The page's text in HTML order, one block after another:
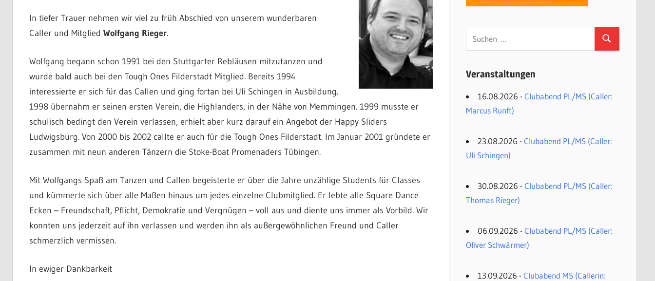
In tiefer Trauer nehmen wir viel zu früh Abschied von unserem wunderbaren
Caller und Mitglied Wolfgang Rieger.
Wolfgang begann schon 1991 bei den Stuttgarter Rebläusen mitzutanzen und
wurde bald auch bei den Tough Ones Filderstadt Mitglied. Bereits 1994
interessierte er sich für das Callen und ging fortan bei Uli Schingen in Ausbildung.
1998 übernahm er seinen ersten Verein, die Highlanders, in der Nähe von Memmingen. 1999 musste er
schulisch bedingt den Verein verlassen, erhielt aber kurz darauf ein Angebot der Happy Sliders
Ludwigsburg. Von 2000 bis 2002 callte er auch für die Tough Ones Filderstadt. Im Januar 2001 gründete er
zusammen mit neun anderen Tänzern die Stoke-Boat Promenaders Tübingen.
Mit Wolfgangs Spaß am Tanzen und Callen begeisterte er über die Jahre unzählige Students für Classes
und kümmerte sich über alle Maßen hinaus um jedes einzelne Clubmitglied. Er lebte alle Square Dance
Ecken – Freundschaft, Pflicht, Demokratie und Vergnügen – voll aus und diente uns immer als Vorbild. Wir
konnten uns jederzeit auf ihn verlassen und werden ihn als außergewöhnlichen Freund und Caller
schmerzlich vermissen.
In ewiger Dankbarkeit
Suchen
Veranstaltungen
16.08.2026 - Clubabend PL/MS (Caller:
Marcus Runft)
23.08.2026 - Clubabend PL/MS (Caller:
Uli Schingen)
30.08.2026 - Clubabend PL/MS (Caller:
Thomas Rieger)
06.09.2026 - Clubabend PL/MS (Caller:
Oliver Schwärmer)
13.09.2026 - Clubabend MS (Callerin: